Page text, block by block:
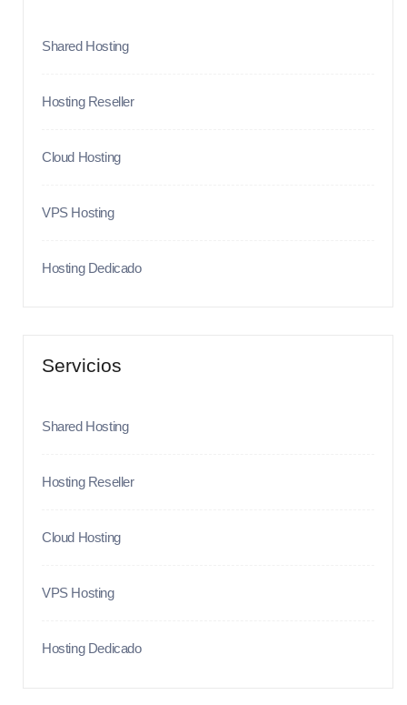
Shared Hosting
Hosting Reseller
Cloud Hosting
VPS Hosting
Hosting Dedicado
Servicios
Shared Hosting
Hosting Reseller
Cloud Hosting
VPS Hosting
Hosting Dedicado